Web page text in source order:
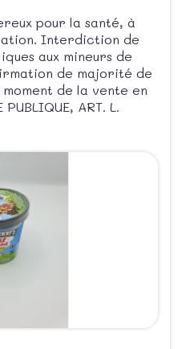
pour la santé, à
Interdiction de
aux mineurs de
de majorité de
de la vente en
PUBLIQUE, ART. L.